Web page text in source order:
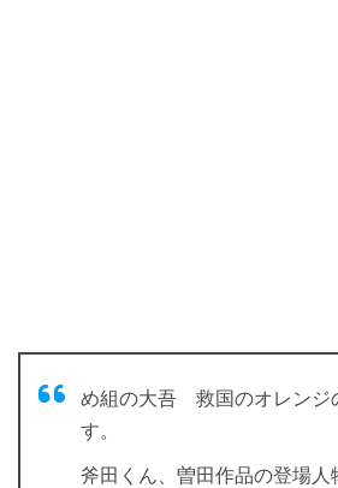
め組の大吾 救国のオレンジ
す。
斧田くん、曽田作品の登場人